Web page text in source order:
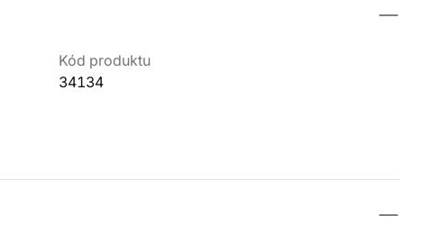
Kód produktu
34134